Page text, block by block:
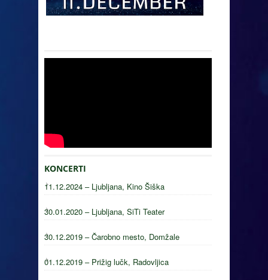
KONCERTI
11.12.2024 – Ljubljana, Kino Šiška
30.01.2020 – Ljubljana, SiTi Teater
30.12.2019 – Čarobno mesto, Domžale
01.12.2019 – Prižig lučk, Radovljica